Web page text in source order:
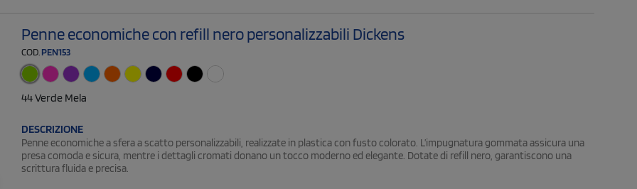
Penne economiche con refill nero personalizzabili Dickens
COD. PEN153
44 Verde Mela
DESCRIZIONE
Penne economiche a sfera a scatto personalizzabili, realizzate in plastica con fusto colorato. L’impugnatura gommata assicura una
presa comoda e sicura, mentre i dettagli cromati donano un tocco moderno ed elegante. Dotate di refill nero, garantiscono una
scrittura fluida e precisa.